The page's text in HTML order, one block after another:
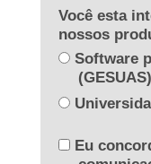
Você esta
nossos
Software
(GESUAS)
Eu